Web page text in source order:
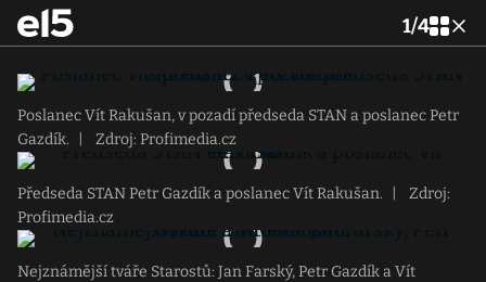
1/4
Poslanec Vít Rakušan, v pozadí předseda STAN a poslanec Petr
Gazdík.
Zdroj: Profimedia.cz
Předseda STAN Petr Gazdík a poslanec Vít Rakušan.
Zdroj:
Profimedia.cz
Nejznámější tváře Starostů: Jan Farský, Petr Gazdík a Vít